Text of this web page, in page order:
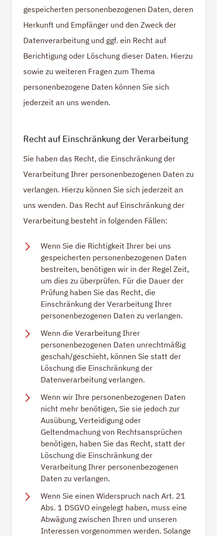
gespeicherten personenbezogenen Daten, deren
Herkunft und Empfänger und den Zweck der
Datenverarbeitung und ggf. ein Recht auf
Berichtigung oder Löschung dieser Daten. Hierzu
sowie zu weiteren Fragen zum Thema
personenbezogene Daten können Sie sich
jederzeit an uns wenden.
Recht auf Einschränkung der Verarbeitung
Sie haben das Recht, die Einschränkung der
Verarbeitung Ihrer personenbezogenen Daten zu
verlangen. Hierzu können Sie sich jederzeit an
uns wenden. Das Recht auf Einschränkung der
Verarbeitung besteht in folgenden Fällen:
Wenn Sie die Richtigkeit Ihrer bei uns
gespeicherten personenbezogenen Daten
bestreiten, benötigen wir in der Regel Zeit,
um dies zu überprüfen. Für die Dauer der
Prüfung haben Sie das Recht, die
Einschränkung der Verarbeitung Ihrer
personenbezogenen Daten zu verlangen.
Wenn die Verarbeitung Ihrer
personenbezogenen Daten unrechtmäßig
geschah/geschieht, können Sie statt der
Löschung die Einschränkung der
Datenverarbeitung verlangen.
Wenn wir Ihre personenbezogenen Daten
nicht mehr benötigen, Sie sie jedoch zur
Ausübung, Verteidigung oder
Geltendmachung von Rechtsansprüchen
benötigen, haben Sie das Recht, statt der
Löschung die Einschränkung der
Verarbeitung Ihrer personenbezogenen
Daten zu verlangen.
Wenn Sie einen Widerspruch nach Art. 21
Abs. 1 DSGVO eingelegt haben, muss eine
Abwägung zwischen Ihren und unseren
Interessen vorgenommen werden. Solange